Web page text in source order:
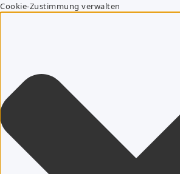
Cookie-Zustimmung verwalten